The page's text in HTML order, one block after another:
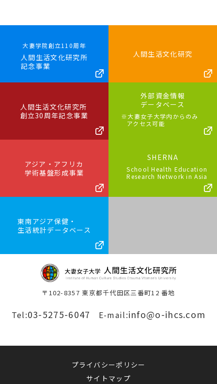
大妻学院創立110周年
人間生活文化研究所
記念事業
人間生活文化研究
人間生活文化研究所
創立30周年記念事業
外部資金情報
データベース
※大妻女子大学内からのみ
アクセス可能
アジア・アフリカ
学術基盤形成事業
SHERNA
School Health Education
Research Network in Asia
東南アジア保健・
生活統計データベース
〒102-8357 東京都千代田区三番町12 番地
Tel:03-5275-6047 E-mail:info@o-ihcs.com
プライバシーポリシー
サイトマップ